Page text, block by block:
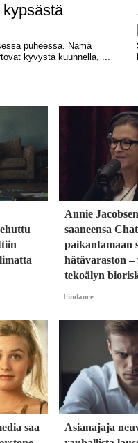
Annie
saaneensa
paikantamaan
hätävaraston –
tekoälyn
Findance
saa
Asianajaja